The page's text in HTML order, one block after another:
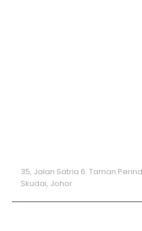
35, Jalan Satria 6. Taman
Skudai, Johor